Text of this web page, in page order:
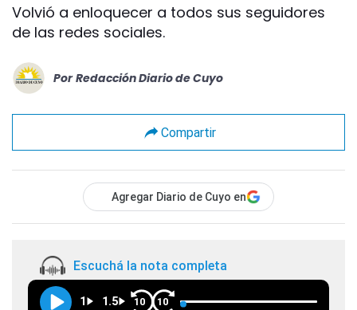
Volvió a enloquecer a todos sus seguidores
de las redes sociales.
Por Redacción Diario de Cuyo
Compartir
Agregar Diario de Cuyo en
Escuchá la nota completa
1 1.5 10 10